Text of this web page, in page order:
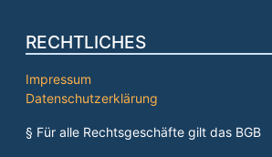
RECHTLICHES
Impressum
Datenschutzerklärung
§ Für alle Rechtsgeschäfte gilt das BGB